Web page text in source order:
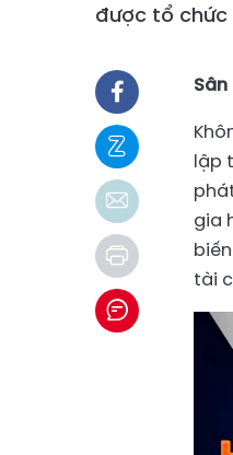
được tổ chức
lập
gia
tài